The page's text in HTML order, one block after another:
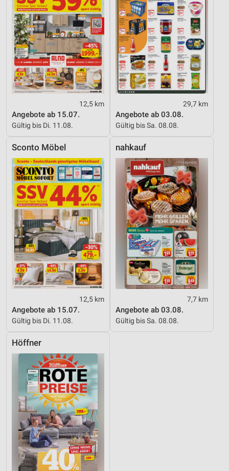
12,5 km
Angebote ab 15.07.
Gültig bis Di. 11.08.
29,7 km
Angebote ab 03.08.
Gültig bis Sa. 08.08.
Sconto Möbel
12,5 km
Angebote ab 15.07.
Gültig bis Di. 11.08.
nahkauf
7,7 km
Angebote ab 03.08.
Gültig bis Sa. 08.08.
Höffner